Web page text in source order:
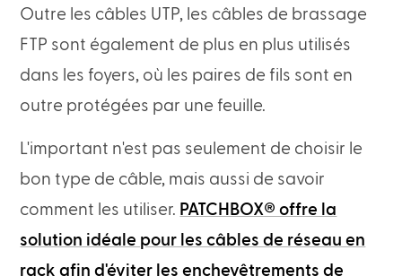
Outre les câbles UTP, les câbles de brassage
FTP sont également de plus en plus utilisés
dans les foyers, où les paires de fils sont en
outre protégées par une feuille.
L'important n'est pas seulement de choisir le
bon type de câble, mais aussi de savoir
comment les utiliser. PATCHBOX® offre la
solution idéale pour les câbles de réseau en
rack afin d'éviter les enchevêtrements de